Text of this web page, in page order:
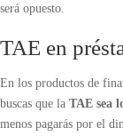
será opuesto.
TAE en
En los productos de
buscas que la TAE sea
menos pagarás por el